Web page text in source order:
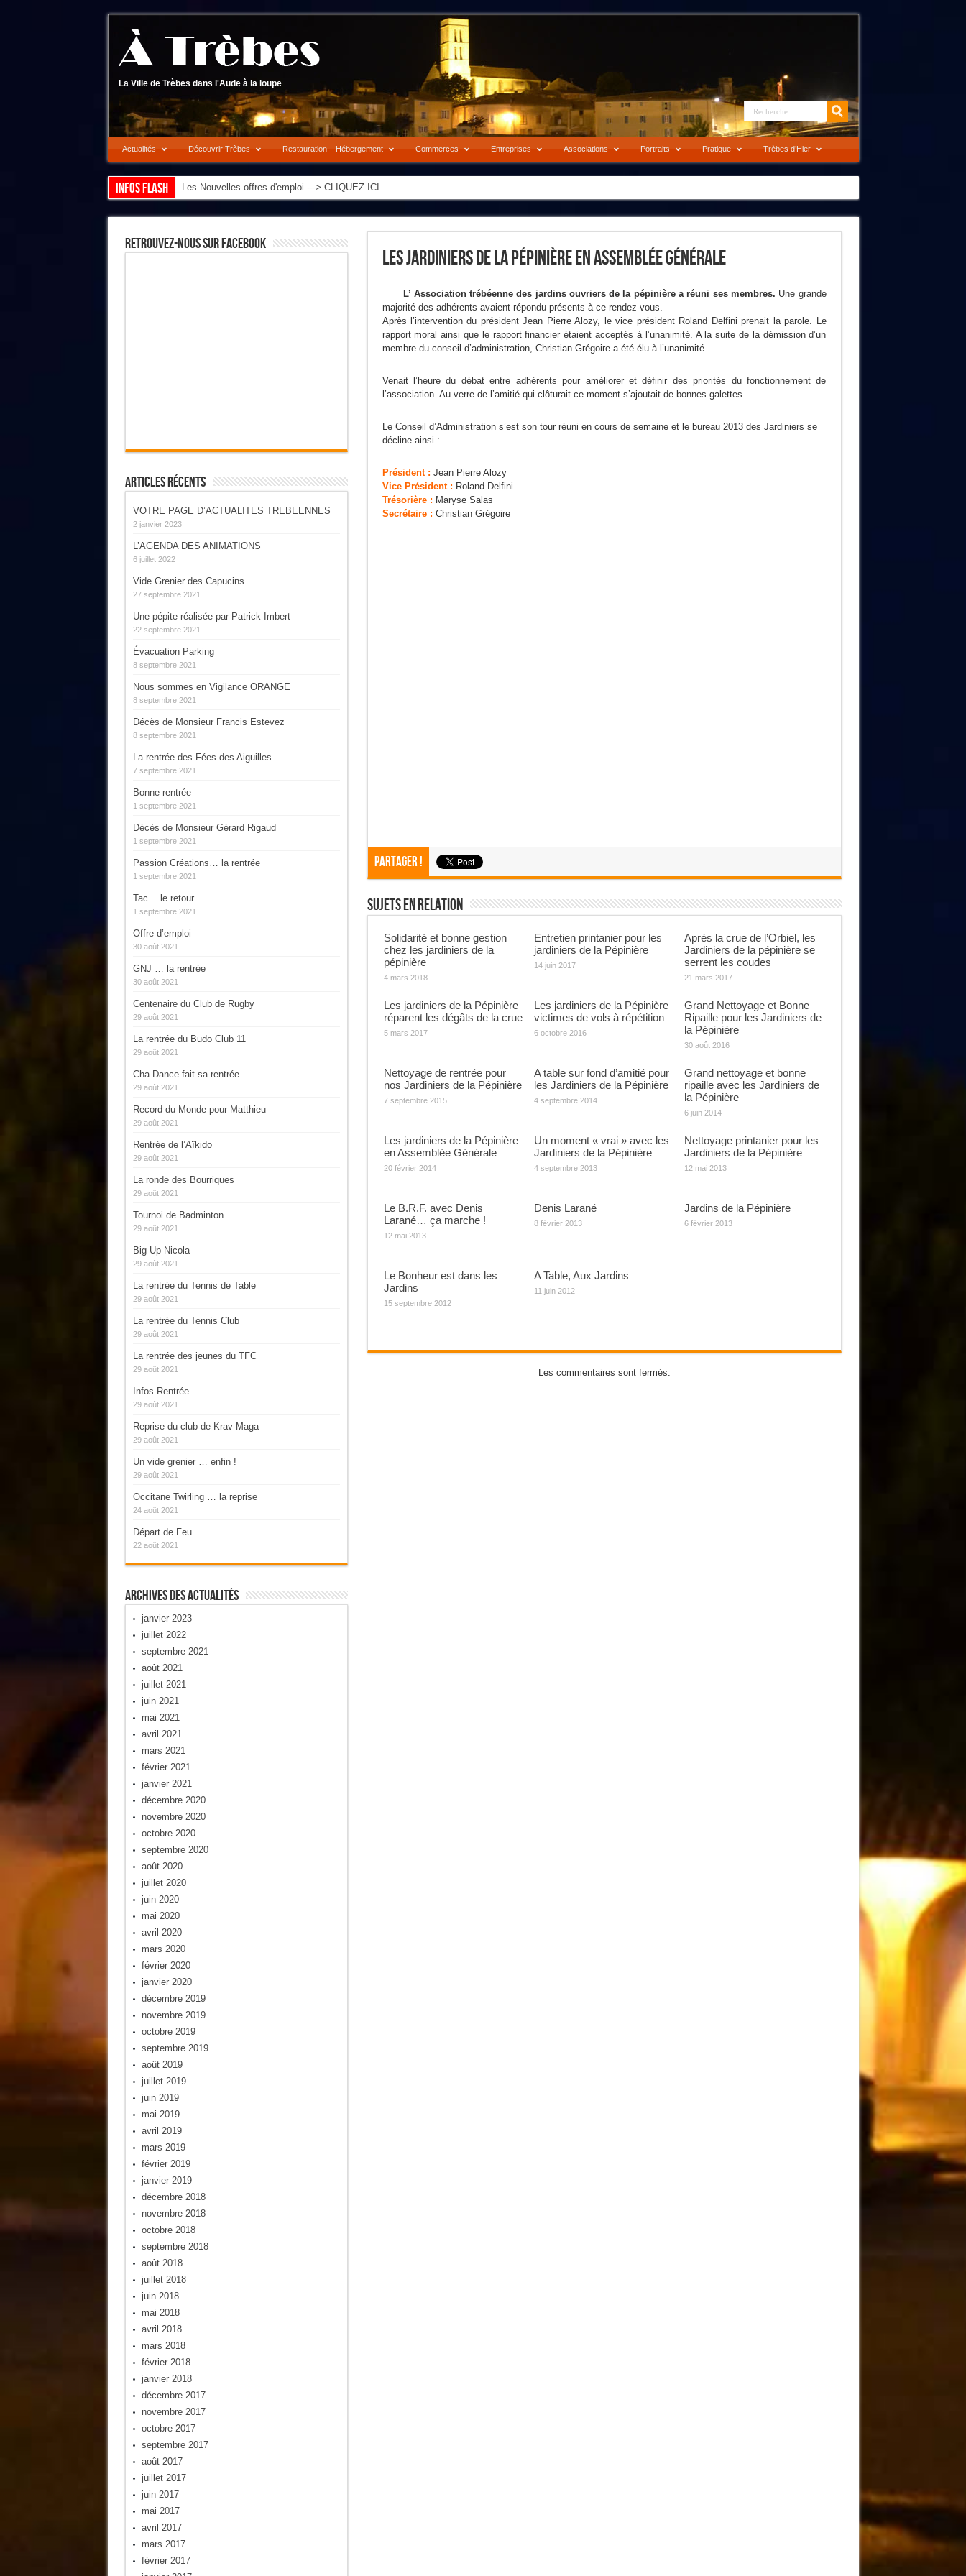
La Ville de Trèbes dans l'Aude à la loupe
Actualités Découvrir Trèbes Restauration – Hébergement Commerces Entreprises Associations Portraits Pratique Trèbes d’Hier
Infos flash Les Nouvelles offres d'emploi ---> CLIQUEZ ICI
Les Jardiniers De La Pépinière En Assemblée Générale
L’ Association trébéenne des jardins ouvriers de la pépinière a réuni ses membres. Une grande
majorité des adhérents avaient répondu présents à ce rendez-vous.
Après l’intervention du président Jean Pierre Alozy, le vice président Roland Delfini prenait la parole. Le
rapport moral ainsi que le rapport financier étaient acceptés à l’unanimité. A la suite de la démission d’un
membre du conseil d’administration, Christian Grégoire a été élu à l’unanimité.
Venait l’heure du débat entre adhérents pour améliorer et définir des priorités du fonctionnement de
l’association. Au verre de l’amitié qui clôturait ce moment s’ajoutait de bonnes galettes.
Le Conseil d’Administration s’est son tour réuni en cours de semaine et le bureau 2013 des Jardiniers se
décline ainsi :
Président : Jean Pierre Alozy
Vice Président : Roland Delfini
Trésorière : Maryse Salas
Secrétaire : Christian Grégoire
Partager !
Sujets En Relation
Solidarité et bonne gestion
chez les jardiniers de la
pépinière
4 mars 2018
Entretien printanier pour les
jardiniers de la Pépinière
14 juin 2017
Après la crue de l’Orbiel, les
Jardiniers de la pépinière se
serrent les coudes
21 mars 2017
Les jardiniers de la Pépinière
réparent les dégâts de la crue
5 mars 2017
Les jardiniers de la Pépinière
victimes de vols à répétition
6 octobre 2016
Grand Nettoyage et Bonne
Ripaille pour les Jardiniers de
la Pépinière
30 août 2016
Nettoyage de rentrée pour
nos Jardiniers de la Pépinière
7 septembre 2015
A table sur fond d’amitié pour
les Jardiniers de la Pépinière
4 septembre 2014
Grand nettoyage et bonne
ripaille avec les Jardiniers de
la Pépinière
6 juin 2014
Les jardiniers de la Pépinière
en Assemblée Générale
20 février 2014
Un moment « vrai » avec les
Jardiniers de la Pépinière
4 septembre 2013
Nettoyage printanier pour les
Jardiniers de la Pépinière
12 mai 2013
Le B.R.F. avec Denis
Larané… ça marche !
12 mai 2013
Denis Larané
8 février 2013
Jardins de la Pépinière
6 février 2013
Le Bonheur est dans les
Jardins
15 septembre 2012
A Table, Aux Jardins
11 juin 2012
Les commentaires sont fermés.
Retrouvez-Nous Sur Facebook
Articles Récents
VOTRE PAGE D’ACTUALITES TREBEENNES
2 janvier 2023
L’AGENDA DES ANIMATIONS
6 juillet 2022
Vide Grenier des Capucins
27 septembre 2021
Une pépite réalisée par Patrick Imbert
22 septembre 2021
Évacuation Parking
8 septembre 2021
Nous sommes en Vigilance ORANGE
8 septembre 2021
Décès de Monsieur Francis Estevez
8 septembre 2021
La rentrée des Fées des Aiguilles
7 septembre 2021
Bonne rentrée
1 septembre 2021
Décès de Monsieur Gérard Rigaud
1 septembre 2021
Passion Créations… la rentrée
1 septembre 2021
Tac …le retour
1 septembre 2021
Offre d’emploi
30 août 2021
GNJ … la rentrée
30 août 2021
Centenaire du Club de Rugby
29 août 2021
La rentrée du Budo Club 11
29 août 2021
Cha Dance fait sa rentrée
29 août 2021
Record du Monde pour Matthieu
29 août 2021
Rentrée de l’Aïkido
29 août 2021
La ronde des Bourriques
29 août 2021
Tournoi de Badminton
29 août 2021
Big Up Nicola
29 août 2021
La rentrée du Tennis de Table
29 août 2021
La rentrée du Tennis Club
29 août 2021
La rentrée des jeunes du TFC
29 août 2021
Infos Rentrée
29 août 2021
Reprise du club de Krav Maga
29 août 2021
Un vide grenier … enfin !
29 août 2021
Occitane Twirling … la reprise
24 août 2021
Départ de Feu
22 août 2021
Archives Des Actualités
janvier 2023
juillet 2022
septembre 2021
août 2021
juillet 2021
juin 2021
mai 2021
avril 2021
mars 2021
février 2021
janvier 2021
décembre 2020
novembre 2020
octobre 2020
septembre 2020
août 2020
juillet 2020
juin 2020
mai 2020
avril 2020
mars 2020
février 2020
janvier 2020
décembre 2019
novembre 2019
octobre 2019
septembre 2019
août 2019
juillet 2019
juin 2019
mai 2019
avril 2019
mars 2019
février 2019
janvier 2019
décembre 2018
novembre 2018
octobre 2018
septembre 2018
août 2018
juillet 2018
juin 2018
mai 2018
avril 2018
mars 2018
février 2018
janvier 2018
décembre 2017
novembre 2017
octobre 2017
septembre 2017
août 2017
juillet 2017
juin 2017
mai 2017
avril 2017
mars 2017
février 2017